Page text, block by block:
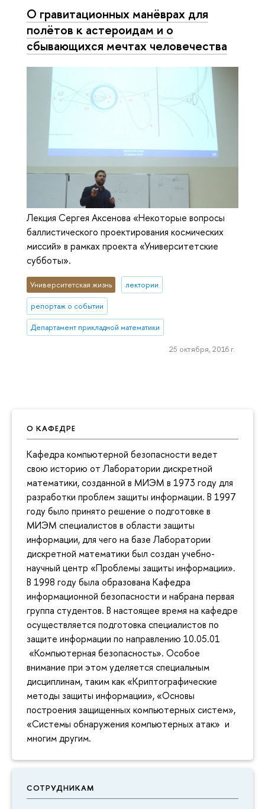
О КАФЕДРЕ
Кафедра компьютерной безопасности ведет
свою историю от Лаборатории дискретной
математики, созданной в МИЭМ в 1973 году для
разработки проблем защиты информации. В 1997
году было принято решение о подготовке в
МИЭМ специалистов в области защиты
информации, для чего на базе Лаборатории
дискретной математики был создан учебно-
научный центр «Проблемы защиты информации».
В 1998 году была образована Кафедра
информационной безопасности и набрана первая
группа студентов. В настоящее время на кафедре
осуществляется подготовка специалистов по
защите информации по направлению 10.05.01
«Компьютерная безопасность». Особое
внимание при этом уделяется специальным
дисциплинам, таким как «Криптографические
методы защиты информации», «Основы
построения защищенных компьютерных систем»,
«Системы обнаружения компьютерных атак» и
многим другим.
СОТРУДНИКАМ
О гравитационных манёврах для
полётов к астероидам и о
сбывающихся мечтах человечества
Лекция Сергея Аксенова «Некоторые вопросы
баллистического проектирования космических
миссий» в рамках проекта «Университетские
субботы».
Университетская жизнь лектории
репортаж о событии
Департамент прикладной математики
25 октября, 2016 г.